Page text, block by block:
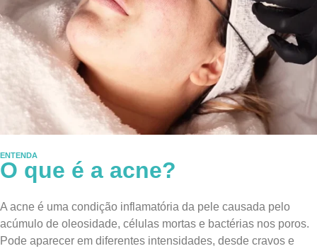
ENTENDA
O que é a acne?
A acne é uma condição inflamatória da pele causada pelo
acúmulo de oleosidade, células mortas e bactérias nos poros.
Pode aparecer em diferentes intensidades, desde cravos e